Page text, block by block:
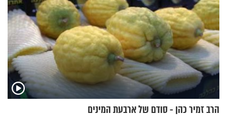
הרב זמיר כהן - סודם של ארבעת המינים